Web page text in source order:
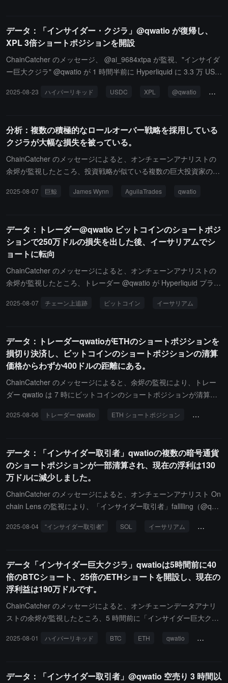
ショートポジションを圧迫しました。その後、彼は一部のロングポ
ジションを決済し、わずか 1 分で 1600 万ドルを稼ぎました。一
方、以前にインサイダーの @qwatio に対して狩猟クジラ小分隊の
代表 @Cbb0fe は、この XPL 清算事件において、HyperliquidX プラ
を行い、1 倍のレバレッジでショートし、大量の担保資産を提供し
言っています。
データ：「インサイダー・クジラ」@qwatio が復帰し、
XPL 3倍ショートポジションを開設
ChainCatcher のメッセージ、 @ai_9684xtpa が監視、"インサイダ
ー巨大クジラ" @qwatio が 1 時間半前に Hyperliquid に 3.3 万 USD
開設、ポジションは 20000 枚、エントリー価格は 0.5768 ドル。以
げ、最終的に元本と利息を全て失った。
2025-08-23 ハイパーリキッド USDC XPL @qwatio イン
分析：複数の積極的なロールオーバー戦略を採用している
クジラが大幅な損失を被っている。
ChainCatcher のメッセージによると、オンチェーンアナリストの
余烬が監視したところ、投資戦略が似ている複数の巨大投資家の結
より、小規模な資金から大幅な利益を上げ、その後大幅な損失また
元本を失った。彼のピーク時には、5 月末に Hyperliquid で 12.3 億
ドルの天文学的な価値の BTC ロングポジションを開設した。Aguila
Trades：現在、4000 万ドルの損失を出している。"インサイダー巨
大投資家"@qwatio：300 万ドルの資金で 2600 万ドルの利益を上げ
たが、元本と利息を含めてすべて失った。
2025-08-07 巨鯨 James Wynn AguilaTrades qwatio
データ：トレーダー@qwatio ビットコインのショートポジ
ションで250万ドルの損失を出した後、イーサリアムでシ
ョートに転向
ChainCatcher のメッセージによると、オンチェーンアナリストの
余烬が監視したところ、トレーダー @qwatio が Hyperliquid プラッ
累計で 251 万ドルの損失を出しました。このトレーダーはその後、
算価格は 3854 ドルです。この操作は、トランプが暗号関連の行政
命令に署名し、市場が上昇したタイミングで行われました。このト
レーダーは、継続的なロールオーバー操作により、ボラティリティ
のある市場で何度もストップロスに遭遇していました。
2025-08-07 チェーン上追跡 ビットコイン イーサリアム
データ：トレーダーqwatioがETHのショートポジションを
損切り決済し、ビットコインのショートポジションの清算
価格からわずか400ドルの距離にある。
ChainCatcher のメッセージによると、余烬の監視により、トレー
ダー qwatio は 7 時にビットコインのショートポジションが清算さ
りして決済しました。現在、彼は 1.15 億ドル相当のビットコイン
2025-08-06 トレーダー qwatio ETH ショートポジション チェーン
データ：「インサイダー取引者」qwatioの複数の暗号通貨
のショートポジションが一部清算され、現在の浮利は130
万ドルに減少しました。
ChainCatcher のメッセージによると、オンチェーンアナリスト On
chain Lens の監視により、「インサイダー取引者」falllling（@qwa
ッジ、SOL 20 倍レバレッジおよび XRP 20 倍レバレッジのショー
減少しています。
2025-08-04 “インサイダー取引者” SOL イーサリアム チェー
データ「インサイダー巨大クジラ」qwatioは5時間前に40
倍のBTCショート、25倍のETHショートを開設し、現在の
浮利益は190万ドルです。
ChainCatcher のメッセージによると、オンチェーンデータアナリ
ストの余烬が監視したところ、5 時間前に「インサイダー巨大クジ
のショートポジションを開設しました。現在、190 万ドルの浮利が
ぼ全てを吐き出しています。今日転入されたこの資金は彼の最後の
2025-08-01 ハイパーリキッド BTC ETH qwatio 内部巨大
データ：「インサイダー取引者」@qwatio 空売り 3 時間以